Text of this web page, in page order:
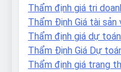
Thẩm định giá tri
Thẩm Định Giá tài sản
Thẩm định giá dự
Thẩm Định Giá Dự
Thẩm định giá trang